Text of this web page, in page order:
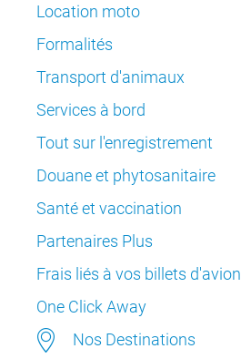
Location moto
Formalités
Transport d'animaux
Services à bord
Tout sur l'enregistrement
Douane et phytosanitaire
Santé et vaccination
Partenaires Plus
Frais liés à vos billets d'avion
One Click Away
Nos Destinations